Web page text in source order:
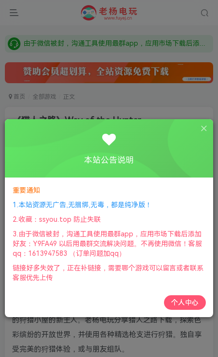
需要什么游戏请联系客服，若链接失效请联系客服，百度网盘边上的激活码也是解压密码
由于微信被封，沟通工具使用最群app，应用市场下载后添加好友：Y9FA49 以后用最群交流解决问题。不再使用微信！
首页 全部游戏 正文
《猎人之路》Way of the Hunter
①下载安装教程 ②下载安装视频教程 ③ 游戏运行
版本介绍：v1.27|容量24GB|官方简体中文|2025年05月20
号更新
游戏视频预览：点击查看
游戏介绍
探索冒险游戏，玩家将成为拥有美丽栖息地和丰富动物资源
的狩猎小屋的新主人。老杨电玩分享猎人之路下载，探索色
彩缤纷的开放世界，并使用各种精选枪支进行狩猎。独自享
受完美的狩猎体验，或与朋友组队。
本站公告说明
重要通知
1.本站资源无广告,无捆绑,无毒，都是纯净版！
2.收藏：ssyou.top 防止失联
3.由于微信被封，沟通工具使用最群app，应用市场下载后添加
好友：Y9FA49 以后用最群交流解决问题。不再使用微信！客服
qq：1613947583 （订单问题加qq）
链接好多失效了，正在补链接，需要哪个游戏可以留言或者联系
客服优先上传
个人中心